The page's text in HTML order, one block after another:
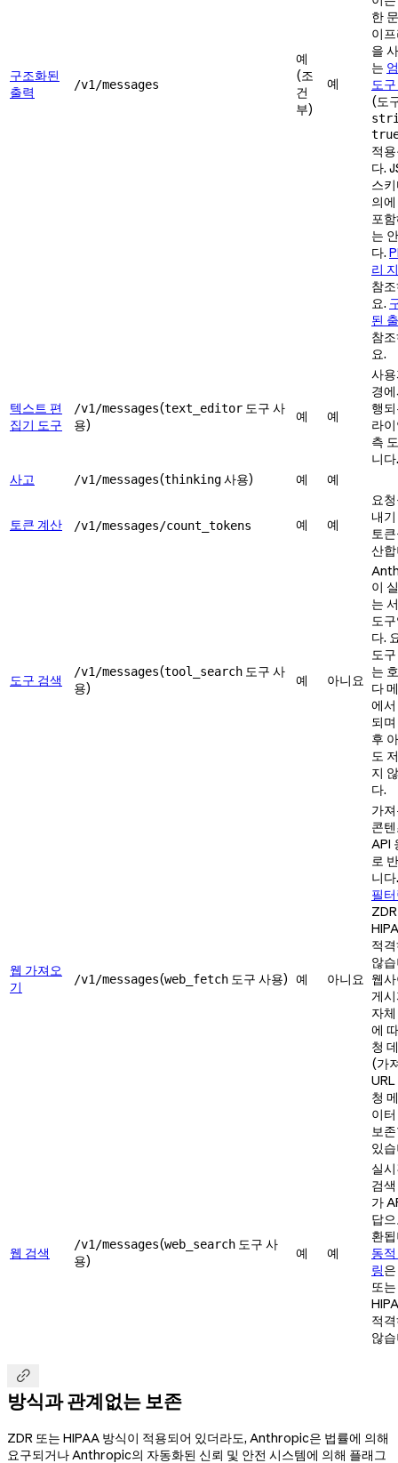
구조화된
출력
/v1/messages
예
(조
건
부)
예
한
이
을
는
도
(도
적
다.
스
의
포
는
다.
리
참
요.
된
참
요.
텍스트 편
집기 도구
/v1/messages(text_editor 도구 사
용)
예 예
사
경
행
라
측
니다.
사고
/v1/messages(thinking사용) 예 예
토큰 계산 /v1/messages/count_tokens 예 예
요
내
토
산
도구 검색
/v1/messages(tool_search 도구 사
용)
예 아니요
이
는
도
다.
도
는
다
에
되
후
도
지
다.
웹 가져오
기
/v1/messages(web_fetch 도구 사용) 예 아니요
가
콘
API
로
니
필
적
않
웹
게
자
에
청
(가
청
이
보
있
웹 검색
/v1/messages(web_search 도구 사
용)
예 예
실
검
가
답
환
동
링
또는
적
않

방식과 관계없는 보존
ZDR 또는 HIPAA 방식이 적용되어 있더라도, Anthropic은 법률에 의해
요구되거나 Anthropic의 자동화된 신뢰 및 안전 시스템에 의해 플래그